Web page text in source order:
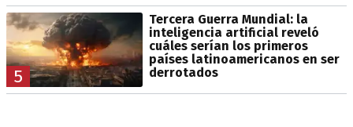
5
Tercera Guerra Mundial: la
inteligencia artificial reveló
cuáles serían los primeros
países latinoamericanos en ser
derrotados